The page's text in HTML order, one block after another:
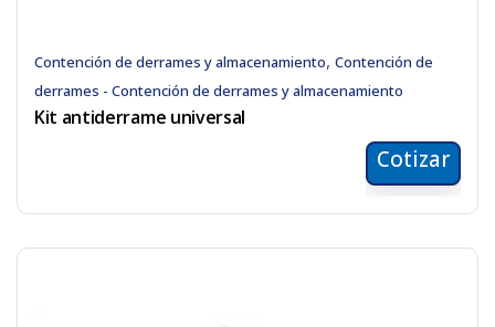
Contención de derrames y almacenamiento, Contención de
derrames - Contención de derrames y almacenamiento
Kit antiderrame universal
Cotizar